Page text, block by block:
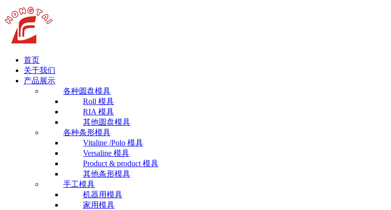
首页
关于我们
产品展示
各种圆盘模具
Roll 模具
RIA 模具
其他圆盘模具
各种条形模具
Vitaline /Polo 模具
Versaline 模具
Product & product 模具
其他条形模具
手工模具
机器用模具
家用模具